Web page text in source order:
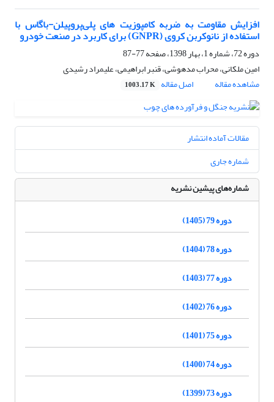
افزایش مقاومت به ضربه کامپوزیت های پلی‌پروپیلن-باگاس با
استفاده از نانوکربن کروی (GNPR) برای کاربرد در صنعت خودرو
دوره 72، شماره 1، بهار 1398، صفحه
77-87
امین ملکانی، محراب مدهوشی، قنبر ابراهیمی، علیمراد رشیدی
مشاهده مقاله
اصل مقاله 1003.17 K
مقالات آماده انتشار
شماره جاری
شماره‌های پیشین نشریه
دوره 79 (1405)
دوره 78 (1404)
دوره 77 (1403)
دوره 76 (1402)
دوره 75 (1401)
دوره 74 (1400)
دوره 73 (1399)